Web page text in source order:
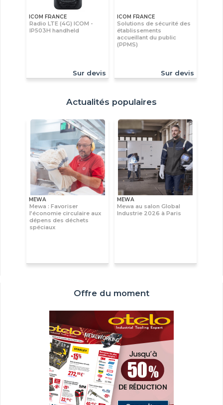
ICOM FRANCE
Radio LTE (4G) ICOM -
IP503H handheld
Sur devis
ICOM FRANCE
Solutions de sécurité des
établissements
accueillant du public
(PPMS)
Sur devis
Actualités populaires
MEWA
Mewa : Favoriser
l’économie circulaire aux
dépens des déchets
spéciaux
MEWA
Mewa au salon Global
Industrie 2026 à Paris
Offre du moment